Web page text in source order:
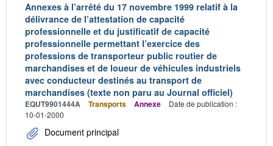
Annexes à l’arrêté du 17 novembre 1999 relatif à la
délivrance de l’attestation de capacité
professionnelle et du justificatif de capacité
professionnelle permettant l’exercice des
professions de transporteur public routier de
marchandises et de loueur de véhicules industriels
avec conducteur destinés au transport de
marchandises (texte non paru au Journal officiel)
EQUT9901444A Transports Annexe
Date de publication :
10-01-2000
Document principal